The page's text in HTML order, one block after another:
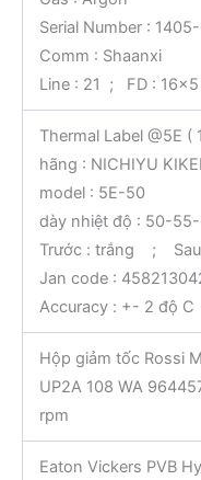
Serial Number :
Comm : Shaanxi
Line : 21 ; FD :
Thermal Label @5E
hãng : NICHIYU
model : 5E-50
dày nhiệt độ : 50-
Trước : trắng ; Sau
Jan code :
Accuracy : +- 2 độ C
Hộp giảm tốc Rossi
UP2A 108 WA
rpm
Eaton Vickers PVB